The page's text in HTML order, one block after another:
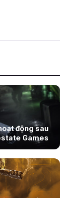
động sau
Games